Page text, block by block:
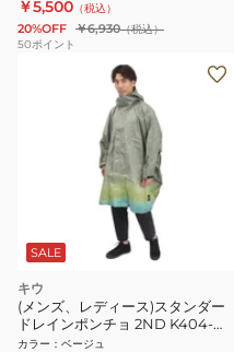
工
￥5,500 （税込）
20%OFF ￥6,930（税込）
50ポイント
SALE
キウ
(メンズ、レディース)スタンダー
ドレインポンチョ 2ND K404-
266 グラデーションベージュ
カラー ： ベージュ